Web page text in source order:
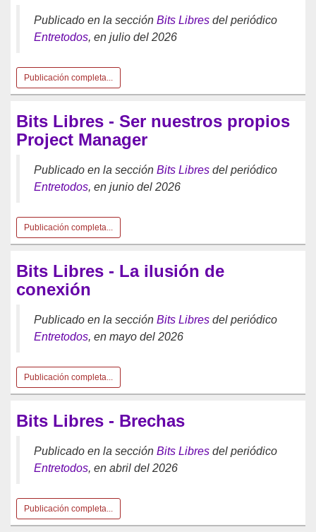
Publicado en la sección Bits Libres del periódico
Entretodos, en julio del 2026
Publicación completa...
Bits Libres - Ser nuestros propios
Project Manager
Publicado en la sección Bits Libres del periódico
Entretodos, en junio del 2026
Publicación completa...
Bits Libres - La ilusión de
conexión
Publicado en la sección Bits Libres del periódico
Entretodos, en mayo del 2026
Publicación completa...
Bits Libres - Brechas
Publicado en la sección Bits Libres del periódico
Entretodos, en abril del 2026
Publicación completa...